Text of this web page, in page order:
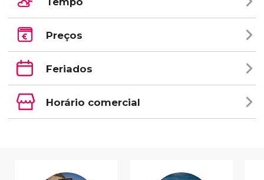
Preços
Feriados
Horário comercial